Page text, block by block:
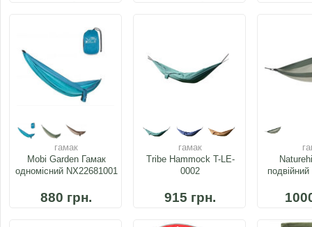
гамак
Mobi Garden Гамак
одномісний NX22681001
880 грн.
гамак
Tribe Hammock T-LE-
0002
915 грн.